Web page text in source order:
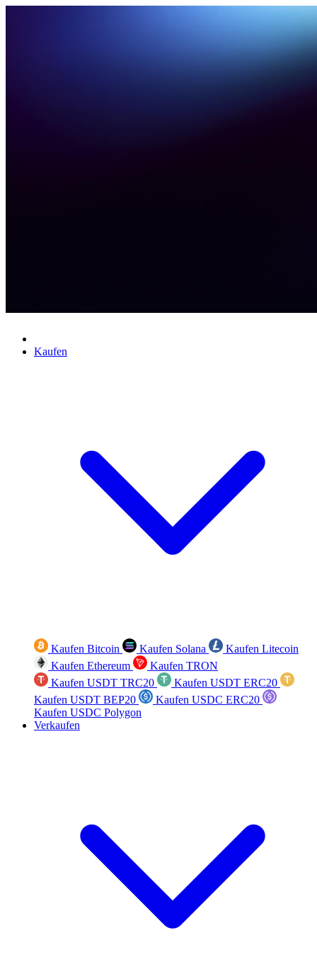
Kaufen
Kaufen Bitcoin Kaufen Solana
Kaufen Litecoin
Kaufen Ethereum
Kaufen TRON
Kaufen USDT TRC20
Kaufen USDT ERC20
Kaufen USDT BEP20
Kaufen USDC ERC20
Kaufen USDC Polygon
Verkaufen